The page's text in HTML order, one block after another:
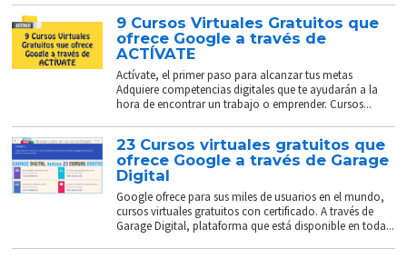
9 Cursos Virtuales Gratuitos que
ofrece Google a través de
ACTÍVATE
Actívate, el primer paso para alcanzar tus metas
Adquiere competencias digitales que te ayudarán a la
hora de encontrar un trabajo o emprender. Cursos...
23 Cursos virtuales gratuitos que
ofrece Google a través de Garage
Digital
Google ofrece para sus miles de usuarios en el mundo,
cursos virtuales gratuitos con certificado. A través de
Garage Digital, plataforma que está disponible en toda...